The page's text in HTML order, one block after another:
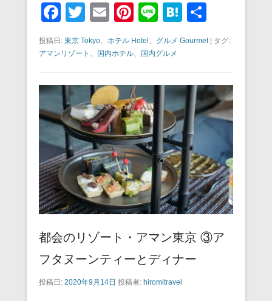
F
a
c
b
o
o
k
T
tt
E
ail
Pi
er
st
Li
n
e
H
a
投稿日: 東京 Tokyo、 ホテル Hotel、 グルメ Gourmet| タグ:
アマンリゾート 、 国内ホテル、 国内グルメ
都会のリゾート・アマン東京 ③ア
フタヌーンティーとディナー
投稿日: 2020年9月14日 投稿者: hiromitravel